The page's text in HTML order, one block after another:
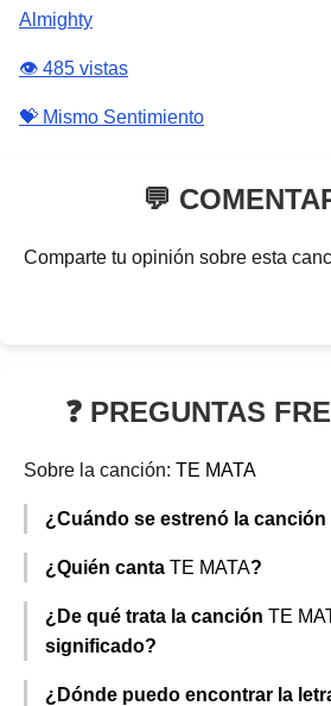
Almighty
👁️ 485 vistas
💝 Mismo Sentimiento
💬
Comparte tu opinión sobre esta
❓ PREGUNTAS
Sobre la canción: TE MATA
¿Cuándo se estrenó la canción
¿Quién canta TE MATA?
¿De qué trata la canción TE
significado?
¿Dónde puedo encontrar la